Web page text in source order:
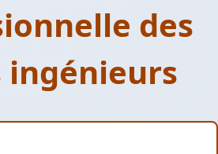
des